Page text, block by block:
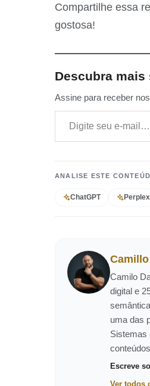
Compartilhe essa
gostosa!
Descubra mais
Assine para receber
Digite seu e-mail…
ANALISE ESTE
ChatGPT
Camilo
digital e
uma das
Sistemas
Escreve
Ver todos